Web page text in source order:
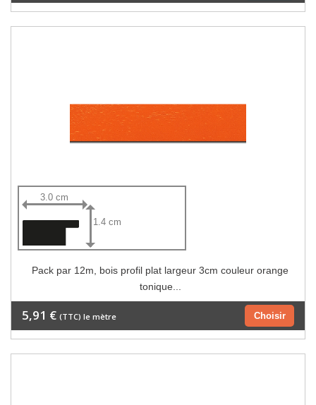
3.0 cm
1.4 cm
Pack par 12m, bois profil plat largeur 3cm couleur orange
tonique...
Choisir
5,91 € (TTC) le mètre